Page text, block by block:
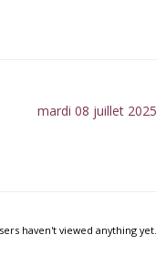
mardi 08 juillet 2025
haven't viewed anything yet.